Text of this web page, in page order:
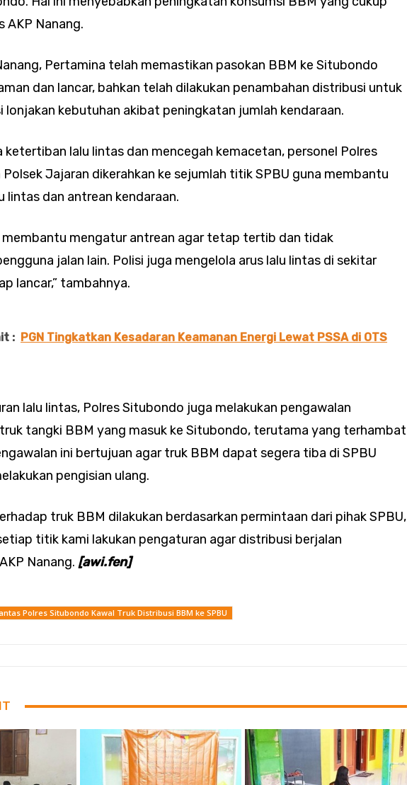
AKP Nanang.
Pertamina telah memastikan pasokan BBM ke Situbondo
dan lancar, bahkan telah dilakukan penambahan distribusi untuk
lonjakan kebutuhan akibat peningkatan jumlah kendaraan.
ketertiban lalu lintas dan mencegah kemacetan, personel Polres
Jajaran dikerahkan ke sejumlah titik SPBU guna membantu
lintas dan antrean kendaraan.
membantu mengatur antrean agar tetap tertib dan tidak
jalan lain. Polisi juga mengelola arus lalu lintas di sekitar
lancar,” tambahnya.
: PGN Tingkatkan Kesadaran Keamanan Energi Lewat PSSA di OTS
lalu lintas, Polres Situbondo juga melakukan pengawalan
tangki BBM yang masuk ke Situbondo, terutama yang terhambat
ini bertujuan agar truk BBM dapat segera tiba di SPBU
pengisian ulang.
truk BBM dilakukan berdasarkan permintaan dari pihak SPBU,
titik kami lakukan pengaturan agar distribusi berjalan
Nanang. [awi.fen]
Polres Situbondo Kawal Truk Distribusi BBM ke SPBU